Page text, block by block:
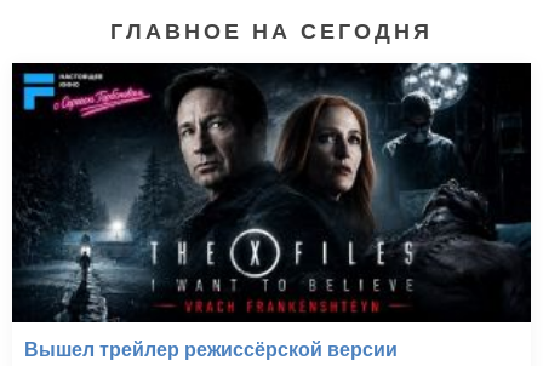
ГЛАВНОЕ НА СЕГОДНЯ
Вышел трейлер режиссёрской версии